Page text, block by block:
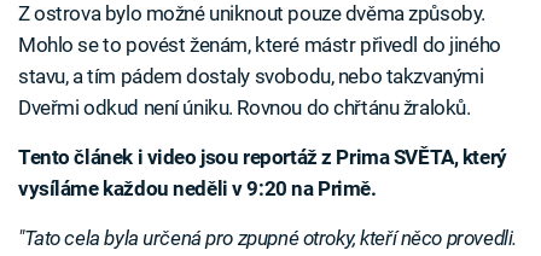
Z ostrova bylo možné uniknout pouze dvěma způsoby.
Mohlo se to povést ženám, které mástr přivedl do jiného
stavu, a tím pádem dostaly svobodu, nebo takzvanými
Dveřmi odkud není úniku. Rovnou do chřtánu žraloků.
Tento článek i video jsou reportáž z Prima SVĚTA, který
vysíláme každou neděli v 9:20 na Primě.
"Tato cela byla určená pro zpupné otroky, kteří něco provedli.